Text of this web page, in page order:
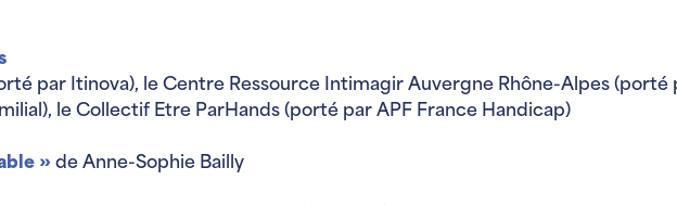
par Itinova), le Centre Ressource Intimagir Auvergne Rhône-Alpes (porté
le Collectif Etre ParHands (porté par APF France Handicap)
» de Anne-Sophie Bailly